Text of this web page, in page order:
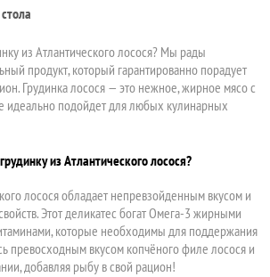
из Атлантического лосося? Мы рады
продукт, который гарантированно порадует
Грудинка лосося — это нежное, жирное мясо с
идеально подойдет для любых кулинарных
из Атлантического лосося?
лосося обладает непревзойденным вкусом и
Этот деликатес богат Омега-3 жирными
которые необходимы для поддержания
превосходным вкусом копчёного филе лосося и
добавляя рыбу в свой рацион!